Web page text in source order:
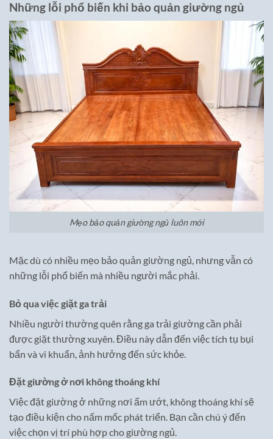
Những lỗi phổ biến khi bảo quản giường ngủ
Mẹo bảo quản giường ngủ luôn mới
Mặc dù có nhiều mẹo bảo quản giường ngủ, nhưng vẫn có
những lỗi phổ biến mà nhiều người mắc phải.
Bỏ qua việc giặt ga trải
Nhiều người thường quên rằng ga trải giường cần phải
được giặt thường xuyên. Điều này dẫn đến việc tích tụ bụi
bẩn và vi khuẩn, ảnh hưởng đến sức khỏe.
Đặt giường ở nơi không thoáng khí
Việc đặt giường ở những nơi ẩm ướt, không thoáng khí sẽ
tạo điều kiện cho nấm mốc phát triển. Bạn cần chú ý đến
việc chọn vị trí phù hợp cho giường ngủ.